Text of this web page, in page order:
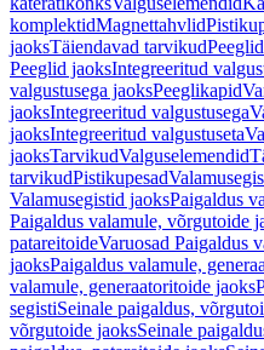
komplektidMagnettahvlid
jaoksTäiendavad tarvikud
Peeglid jaoksIntegreeritud
valgustusega jaoksPeeglikapid
jaoksIntegreeritud valgustusega
jaoksIntegreeritud valgustuseta
jaoksTarvikudValguselemendid
tarvikudPistikupesad
Valamusegistid jaoksPaigaldus
Paigaldus valamule, võrgutoide
patareitoideVaruosad Paigaldus
jaoksPaigaldus valamule,
valamule, generaatoritoide jaoks
segistiSeinale paigaldus,
võrgutoide jaoksSeinale